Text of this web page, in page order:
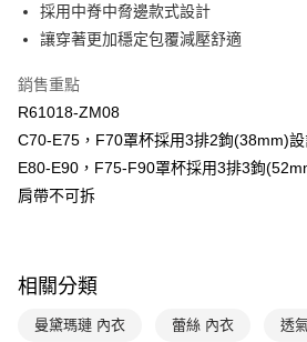
【關於「AFTEE先享後付」】
AFTEE先享後付是「在收到商品之後才付款」
便利好安心！
２．便利：只要手機號碼，簡訊認證，即可結帳
３．安心：先確認商品／服務後，再付款。
【「AFTEE先享後付」結帳流程】
１．於結帳方式選擇「AFTEE先享後付」後，
結帳頁面，進行簡訊認證並確認金額後，即可完
購買商品的店家。未經商家同意取消之訂單仍視
※ 交易是否成功請以「AFTEE先享後付 」之結
運送方式
全家取貨付款$888免運-以PackAge+配客
每筆NT$90，滿NT$888(含以上)免運費
付款後全家取貨$888免運-以PackAge+配
每筆NT$90，滿NT$1,000(含以上)免運費
付款後萊爾富取貨
採用中脊中脅邊款式設計
讓穿著更加穩定包覆減壓舒適
銷售重點
R61018-ZM08
C70-E75，F70罩杯採用3排2鉤(38mm)
E80-E90，F75-F90罩杯採用3排3鉤
肩帶不可拆
相關分類
曼黛瑪璉 內衣 蕾絲 內衣 透